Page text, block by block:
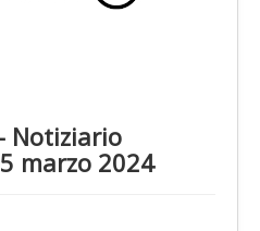
Notiziario
marzo 2024